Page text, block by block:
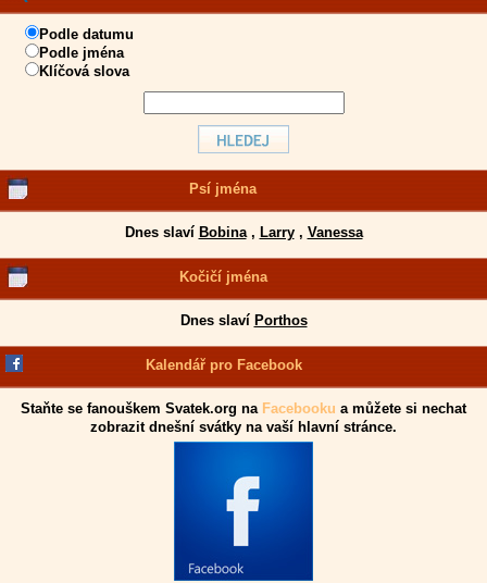
Podle datumu
Podle jména
Klíčová slova
Psí jména
Dnes slaví Bobina, Larry, Vanessa
Kočičí jména
Dnes slaví Porthos
Kalendář pro Facebook
Staňte se fanouškem Svatek.org na Facebooku a můžete si nechat
zobrazit dnešní svátky na vaší hlavní stránce.